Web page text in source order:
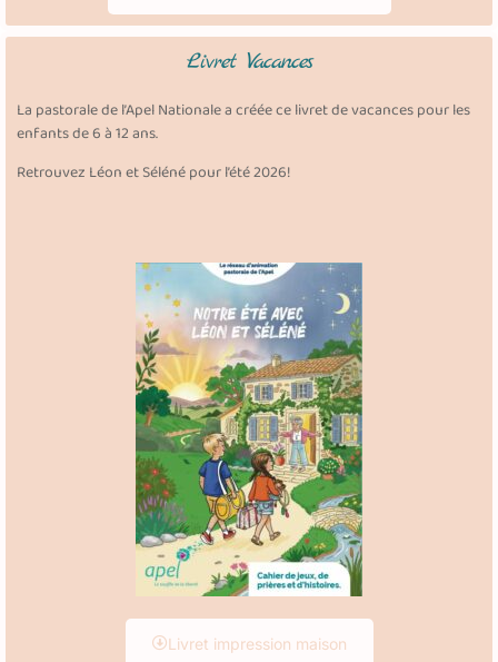
Livret Vacances
La pastorale de l’Apel Nationale a créée ce livret de vacances pour les
enfants de 6 à 12 ans.
Retrouvez Léon et Séléné pour l’été 2026!
Livret impression maison